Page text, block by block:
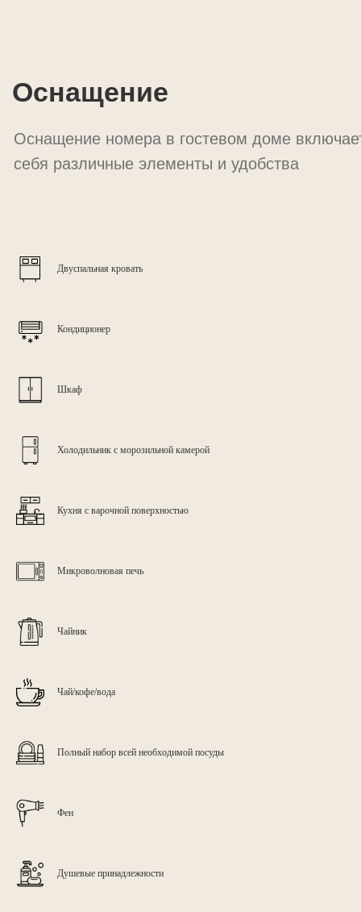
Двуспальная кровать
Кондиционер
Шкаф
Холодильник с морозильной камерой
Кухня с варочной поверхностью
Микроволновая печь
Чайник
Чай/кофе/вода
Полный набор всей необходимой посуды
Фен
Душевые принадлежности
Другие варинанты